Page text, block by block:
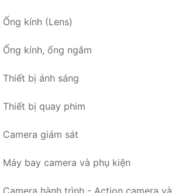
Ống kính (Lens)
Ống kính, ống ngắm
Thiết bị ánh sáng
Thiết bị quay phim
Camera giám sát
Máy bay camera và phụ kiện
Camera hành trình - Action camera và